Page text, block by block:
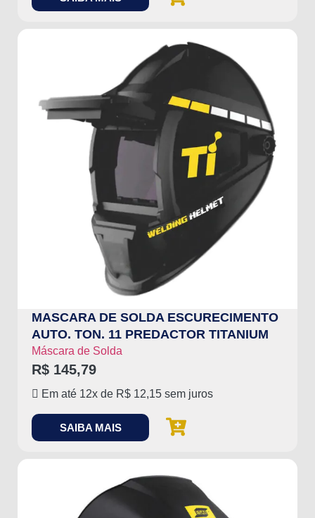
MASCARA DE SOLDA ESCURECIMENTO
AUTO. TON. 11 PREDACTOR TITANIUM
Máscara de Solda
R$ 145,79
Em até 12x de R$ 12,15 sem juros
SAIBA MAIS